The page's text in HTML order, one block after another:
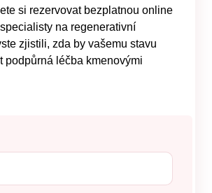
si rezervovat bezplatnou online
na regenerativní
zjistili, zda by vašemu stavu
podpůrná léčba kmenovými